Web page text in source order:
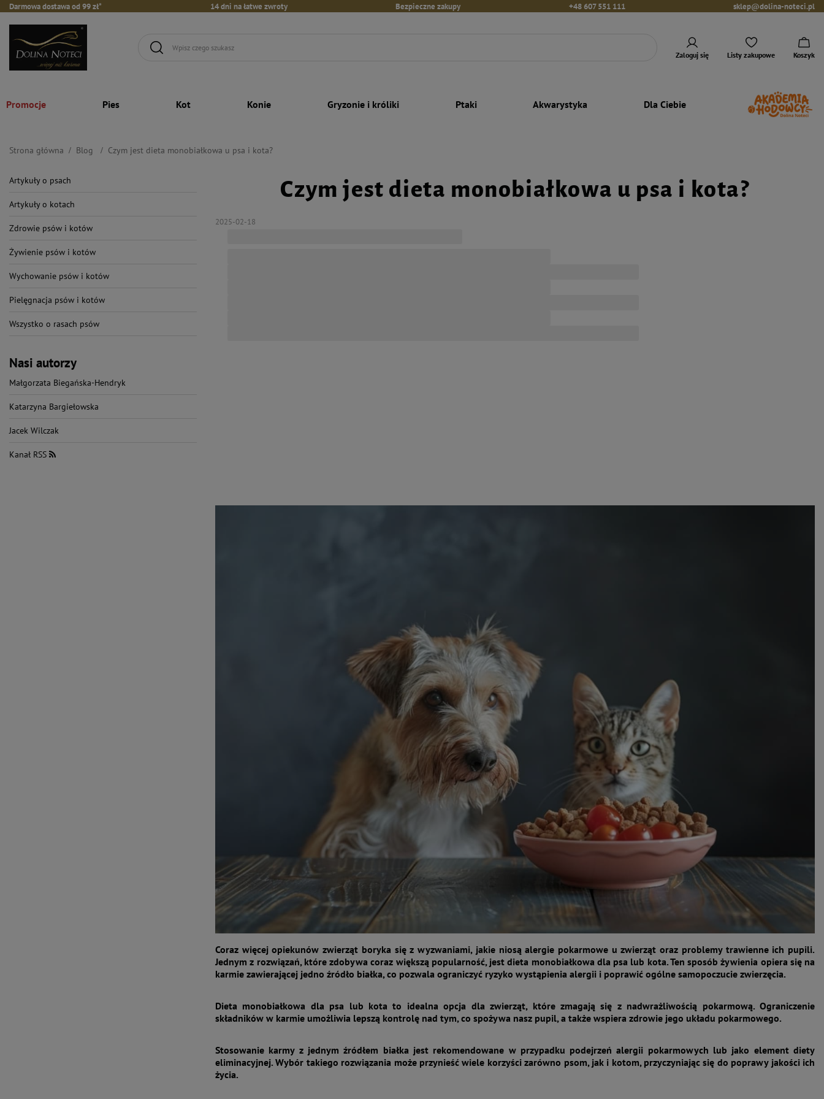
Darmowa dostawa od 99 zł* 14 dni na łatwe zwroty Bezpieczne zakupy +48 607 551 111 sklep@dolina-noteci.pl
Zaloguj się Listy zakupowe Koszyk
Promocje Pies Kot Konie Gryzonie i króliki Ptaki Akwarystyka Dla Ciebie
Strona główna Blog Czym jest dieta monobiałkowa u psa i kota?
Artykuły o psach
Artykuły o kotach
Zdrowie psów i kotów
Żywienie psów i kotów
Wychowanie psów i kotów
Pielęgnacja psów i kotów
Wszystko o rasach psów
Nasi autorzy
Małgorzata Biegańska-Hendryk
Katarzyna Bargiełowska
Jacek Wilczak
Kanał RSS
Czym jest dieta monobiałkowa u psa i kota?
2025-02-18
Coraz więcej opiekunów zwierząt boryka się z wyzwaniami, jakie niosą alergie pokarmowe u zwierząt oraz problemy trawienne ich pupili.
Jednym z rozwiązań, które zdobywa coraz większą popularność, jest dieta monobiałkowa dla psa lub kota. Ten sposób żywienia opiera się na
karmie zawierającej jedno źródło białka, co pozwala ograniczyć ryzyko wystąpienia alergii i poprawić ogólne samopoczucie zwierzęcia.
Dieta monobiałkowa dla psa lub kota to idealna opcja dla zwierząt, które zmagają się z nadwrażliwością pokarmową. Ograniczenie
składników w karmie umożliwia lepszą kontrolę nad tym, co spożywa nasz pupil, a także wspiera zdrowie jego układu pokarmowego.
Stosowanie karmy z jednym źródłem białka jest rekomendowane w przypadku podejrzeń alergii pokarmowych lub jako element diety
eliminacyjnej. Wybór takiego rozwiązania może przynieść wiele korzyści zarówno psom, jak i kotom, przyczyniając się do poprawy jakości ich
życia.